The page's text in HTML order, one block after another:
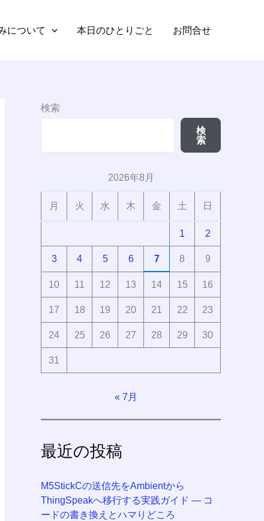
について 本日のひとりごと お問合せ
検索
検
索
2026年8月
月 火 水 木 金 土 日
1 2
3 4 5 6 7 8 9
10 11 12 13 14 15 16
17 18 19 20 21 22 23
24 25 26 27 28 29 30
31
« 7月
最近の投稿
M5StickCの送信先をAmbientから
ThingSpeakへ移行する実践ガイド ― コ
ードの書き換えとハマりどころ